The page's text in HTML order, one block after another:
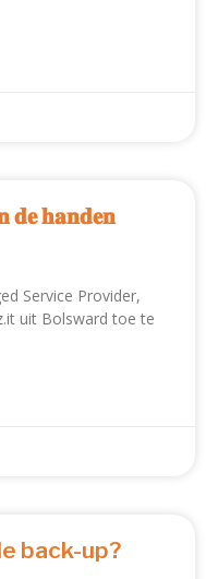
𝐝𝐞 𝐡𝐚𝐧𝐝𝐞𝐧
Service Provider,
uit Bolsward toe te
back-up?